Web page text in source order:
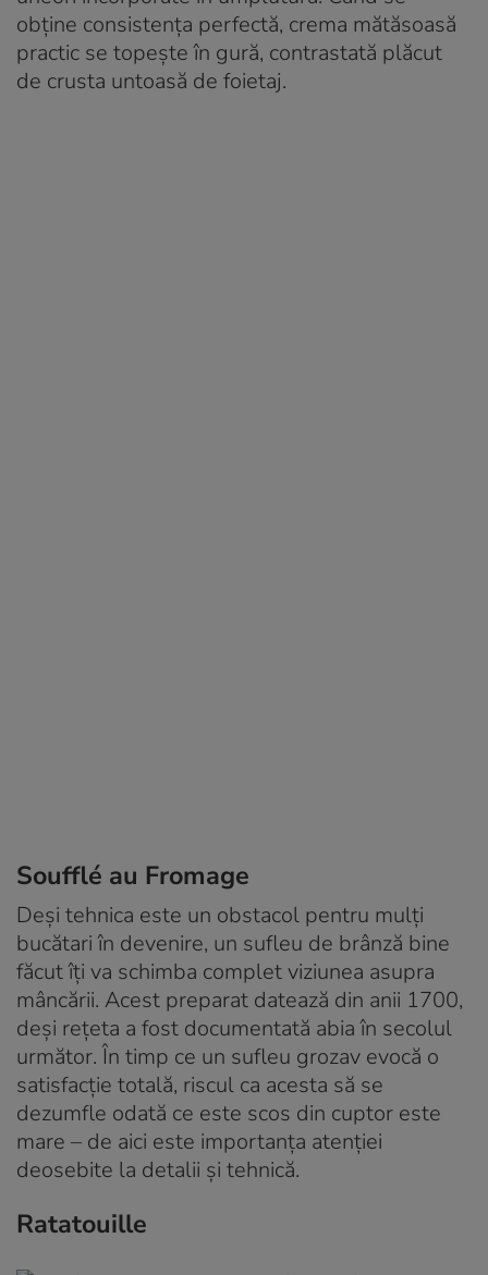
obține consistența perfectă, crema mătăsoasă
practic se topește în gură, contrastată plăcut
de crusta untoasă de foietaj.
Soufflé au Fromage
Deși tehnica este un obstacol pentru mulți
bucătari în devenire, un sufleu de brânză bine
făcut îți va schimba complet viziunea asupra
mâncării. Acest preparat datează din anii 1700,
deși rețeta a fost documentată abia în secolul
următor. În timp ce un sufleu grozav evocă o
satisfacție totală, riscul ca acesta să se
dezumfle odată ce este scos din cuptor este
mare – de aici este importanța atenției
deosebite la detalii și tehnică.
Ratatouille